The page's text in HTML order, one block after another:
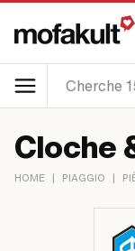
Cloche
HOME | PIAGGIO |